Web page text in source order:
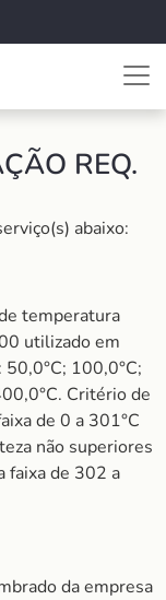
REQ.
abaixo:
temperatura
utilizado em
100,0°C;
Critério de
de 0 a 301°C
não superiores
faixa de 302 a
da empresa